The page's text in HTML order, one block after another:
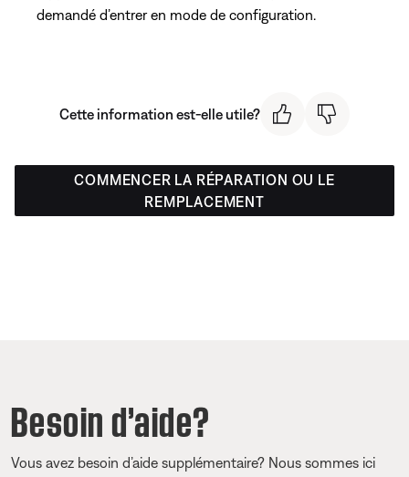
demandé d’entrer en mode de configuration.
Cette information est-elle utile?
COMMENCER LA RÉPARATION OU LE
REMPLACEMENT
Besoin d’aide?
Vous avez besoin d’aide supplémentaire? Nous sommes ici